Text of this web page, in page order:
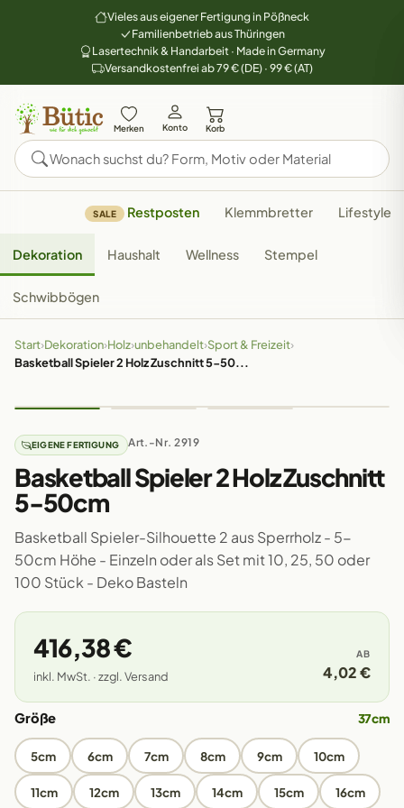
Vieles aus eigener Fertigung in Pößneck
Familienbetrieb aus Thüringen
Lasertechnik & Handarbeit · Made in Germany
Versandkostenfrei ab 79 € (DE) · 99 € (AT)
Merken Konto Korb
SALE Restposten Klemmbretter Lifestyle
Dekoration Haushalt Wellness Stempel
Schwibbögen
Start›Dekoration›Holz›unbehandelt›Sport & Freizeit›
Basketball Spieler 2 Holz Zuschnitt 5-50...
EIGENE FERTIGUNG Art.-Nr. 2919
Basketball Spieler 2 Holz Zuschnitt
5-50cm
Basketball Spieler-Silhouette 2 aus Sperrholz - 5-
50cm Höhe - Einzeln oder als Set mit 10, 25, 50 oder
100 Stück - Deko Basteln
416,38 €
inkl. MwSt. · zzgl. Versand
AB
4,02 €
Größe 37cm
5cm 6cm 7cm 8cm 9cm 10cm
11cm 12cm 13cm 14cm 15cm 16cm